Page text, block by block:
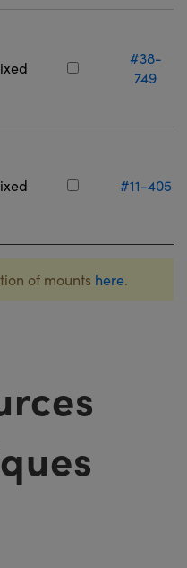
#38-
749
#11-405
of mounts here.